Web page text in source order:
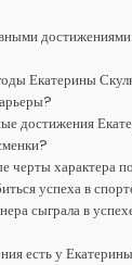
достижениями
Екатерины
достижения
черты характера
успеха в
сыграла в
есть у